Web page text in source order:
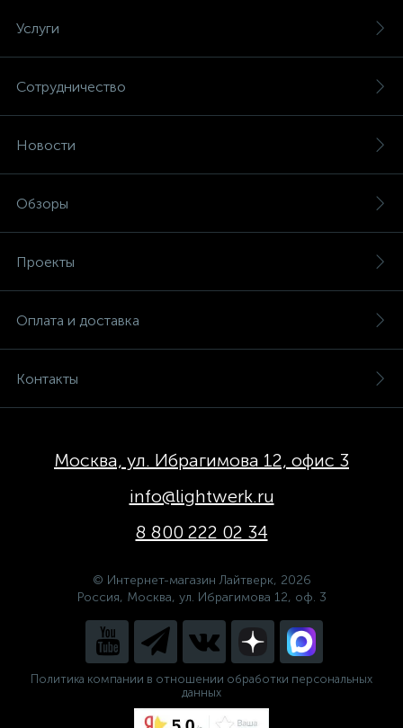
Услуги
Сотрудничество
Новости
Обзоры
Проекты
Оплата и доставка
Контакты
Москва, ул. Ибрагимова 12, офис 3
info@lightwerk.ru
8 800 222 02 34
© Интернет-магазин Лайтверк, 2026
Россия, Москва, ул. Ибрагимова 12, оф. 3
Политика компании в отношении обработки персональных
данных